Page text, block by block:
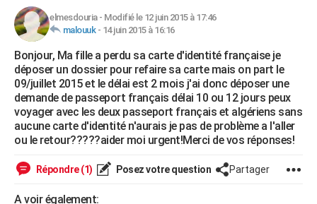
Retraite
Impôts
Epargne
Immobilier
Risques naturels par ville
Banque
Assurance
Crédit
AUTO
Essais
Réserver un essai
Citadines
Berlines
SUV
Forum auto
Mobiles
Meilleur smartphone
Internet
Ordinateurs
Jeux vidéo
Guide high-tech
+BRICOLAGE
Forum
Aménagement intérieur
Extérieur
Cuisine
Salle de bains
Jardinage
Rangement
Guides de France
Escapades
Patrimoine
Expositions
Musées
Week-end nature
+LIFESTYLE
Art de vivre
Bien-être
Loisirs
Mode
Modes de vie
SANTE
VOYAGE
elmesdouria- Modifié le 12 juin 2015 à 17:46
malouuk- 14 juin 2015 à 16:16
Bonjour, Ma fille a perdu sa carte d'identité française je
déposer un dossier pour refaire sa carte mais on part le
09/juillet 2015 et le délai est 2 mois j'ai donc déposer une
demande de passeport français délai 10 ou 12 jours peux
voyager avec les deux passeport français et algériens sans
aucune carte d'identité n'aurais je pas de problème a l'aller
ou le retour?????aider moi urgent!Merci de vos réponses!
Répondre (1) Posez votre question Partager
A voir également: